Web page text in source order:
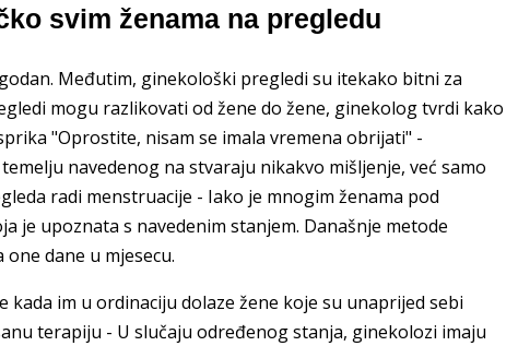
svim ženama na pregledu
Međutim, ginekološki pregledi su itekako bitni za
mogu razlikovati od žene do žene, ginekolog tvrdi kako
"Oprostite, nisam se imala vremena obrijati" -
navedenog na stvaraju nikakvo mišljenje, već samo
radi menstruacije - Iako je mnogim ženama pod
je upoznata s navedenim stanjem. Današnje metode
dane u mjesecu.
im u ordinaciju dolaze žene koje su unaprijed sebi
terapiju - U slučaju određenog stanja, ginekolozi imaju